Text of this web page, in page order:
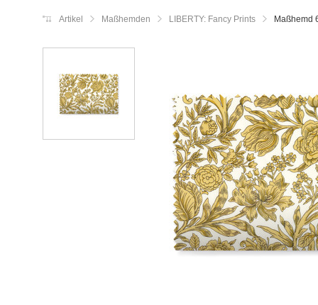
Artikel Maßhemden LIBERTY: Fancy Prints Maßhemd